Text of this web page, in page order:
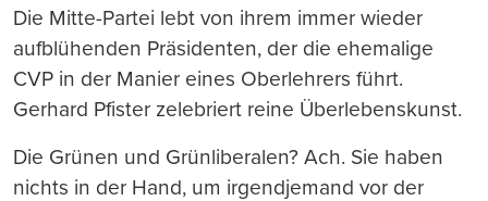
Die Mitte-Partei lebt von ihrem immer wieder
aufblühenden Präsidenten, der die ehemalige
CVP in der Manier eines Oberlehrers führt.
Gerhard Pfister zelebriert reine Überlebenskunst.
Die Grünen und Grünliberalen? Ach. Sie haben
nichts in der Hand, um irgendjemand vor der